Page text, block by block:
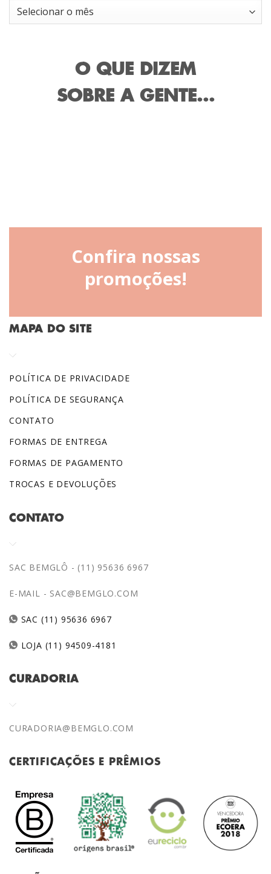
Arquivos
O QUE DIZEM
SOBRE A GENTE...
Confira nossas
promoções!
MAPA DO SITE
POLÍTICA DE PRIVACIDADE
POLÍTICA DE SEGURANÇA
CONTATO
FORMAS DE ENTREGA
FORMAS DE PAGAMENTO
TROCAS E DEVOLUÇÕES
CONTATO
SAC BEMGLÔ - (11) 95636 6967
E-MAIL - SAC@BEMGLO.COM
SAC (11) 95636 6967
LOJA (11) 94509-4181
CURADORIA
CURADORIA@BEMGLO.COM
CERTIFICAÇÕES E PRÊMIOS